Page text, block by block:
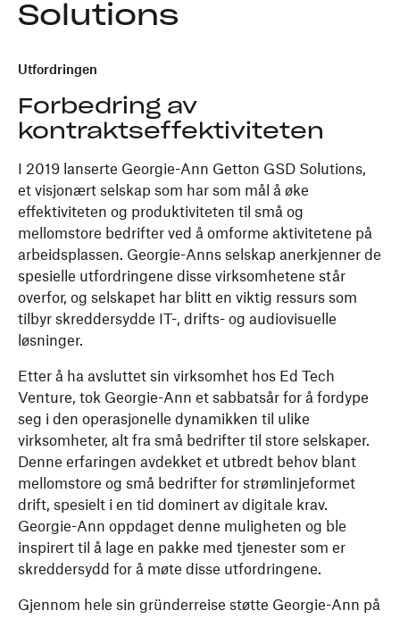
Solutions
Utfordringen
Forbedring av
kontraktseffektiviteten
I 2019 lanserte Georgie-Ann Getton GSD Solutions,
et visjonært selskap som har som mål å øke
effektiviteten og produktiviteten til små og
mellomstore bedrifter ved å omforme aktivitetene på
arbeidsplassen. Georgie-Anns selskap anerkjenner de
spesielle utfordringene disse virksomhetene står
overfor, og selskapet har blitt en viktig ressurs som
tilbyr skreddersydde IT-, drifts- og audiovisuelle
løsninger.
Etter å ha avsluttet sin virksomhet hos Ed Tech
Venture, tok Georgie-Ann et sabbatsår for å fordype
seg i den operasjonelle dynamikken til ulike
virksomheter, alt fra små bedrifter til store selskaper.
Denne erfaringen avdekket et utbredt behov blant
mellomstore og små bedrifter for strømlinjeformet
drift, spesielt i en tid dominert av digitale krav.
Georgie-Ann oppdaget denne muligheten og ble
inspirert til å lage en pakke med tjenester som er
skreddersydd for å møte disse utfordringene.
Gjennom hele sin gründerreise støtte Georgie-Ann på